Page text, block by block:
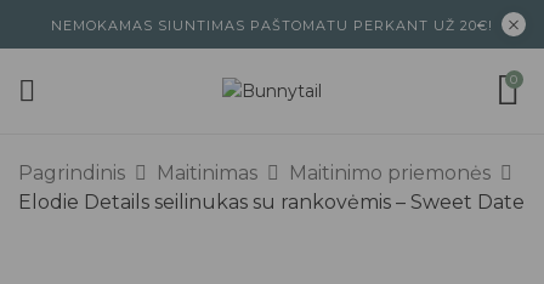
NEMOKAMAS SIUNTIMAS PAŠTOMATU PERKANT UŽ 20€!
0
Pagrindinis Maitinimas
Maitinimo priemonės
Elodie Details seilinukas su rankovėmis – Sweet Date